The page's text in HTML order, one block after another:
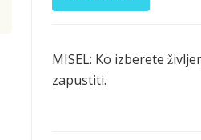
MISEL: Ko izberete
zapustiti.